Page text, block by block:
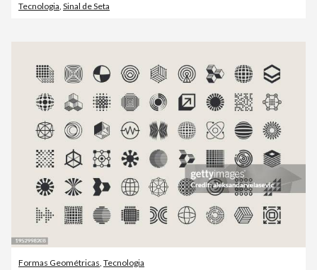
Tecnologia, Sinal de Seta
Formas Geométricas, Tecnologia